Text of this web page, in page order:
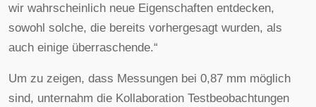
wir wahrscheinlich neue Eigenschaften entdecken,
sowohl solche, die bereits vorhergesagt wurden, als
auch einige überraschende.“
Um zu zeigen, dass Messungen bei 0,87 mm möglich
sind, unternahm die Kollaboration Testbeobachtungen